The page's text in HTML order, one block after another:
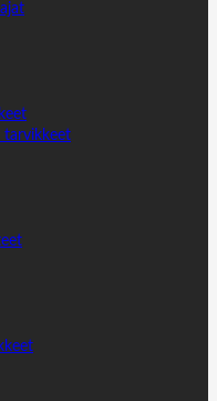
tarvikkeet